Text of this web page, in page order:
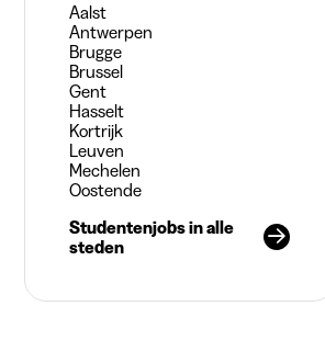
Aalst
Antwerpen
Brugge
Brussel
Gent
Hasselt
Kortrijk
Leuven
Mechelen
Oostende
Studentenjobs in alle
steden